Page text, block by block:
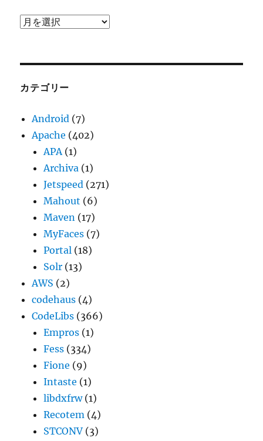
ア
ブ
カテゴリー
Android (7)
Apache (402)
APA(1)
Archiva (1)
Jetspeed (271)
Mahout (6)
Maven (17)
MyFaces (7)
Portal (18)
Solr (13)
AWS (2)
codehaus (4)
CodeLibs (366)
Empros (1)
Fess (334)
Fione (9)
Intaste (1)
libdxfrw(1)
Recotem (4)
STCONV (3)